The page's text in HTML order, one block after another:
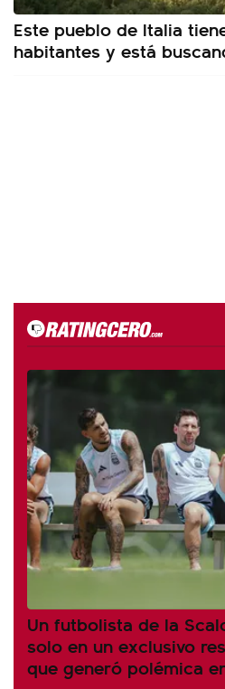
Este pueblo de Italia
habitantes y está
Un futbolista de la
solo en un exclusivo
que generó polémica